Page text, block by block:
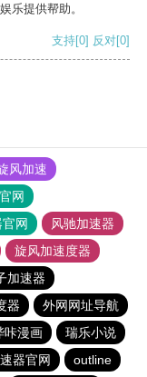
乐提供帮助。
支持[0] 反对[0]
风加速
网
网
风驰加速器
旋风加速度器
加速器
器
外网网址导航
咔漫画
瑞乐小说
器官网
outline